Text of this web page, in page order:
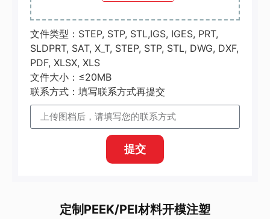
文件类型：STEP, STP, STL,IGS, IGES, PRT,
SLDPRT, SAT, X_T, STEP, STP, STL, DWG, DXF,
PDF, XLSX, XLS
文件大小：≤20MB
联系方式：填写联系方式再提交
提交
定制PEEK/PEI材料开模注塑